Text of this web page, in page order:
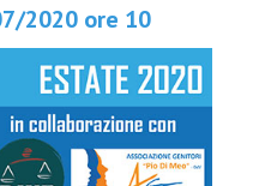
2020 ore 10